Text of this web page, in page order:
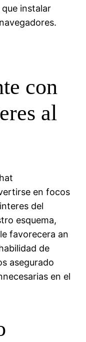
instalar
con
al
en focos
del
esquema,
favorecera an
de
asegurado
en el